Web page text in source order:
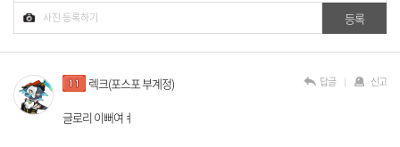
렉크(포스포 부계정)
글로리 이뻐여ㅕ
답글 신고